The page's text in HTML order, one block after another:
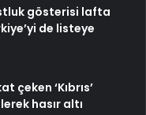
gösterisi lafta
de listeye
çeken ‘Kıbrıs’
hasır altı